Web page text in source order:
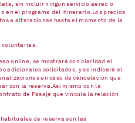
sin incluir ningún servicio aéreo o
en el programa del itinerario.Los precios
a alteraciones hasta el momento de la
voluntarias.
online, se mostrará con claridad el
adicionales solicitados, y se indicará el
en caso de cancelación que
con la reserva.Así mismo con la
de Pasaje que vincula la relación
de reserva son las